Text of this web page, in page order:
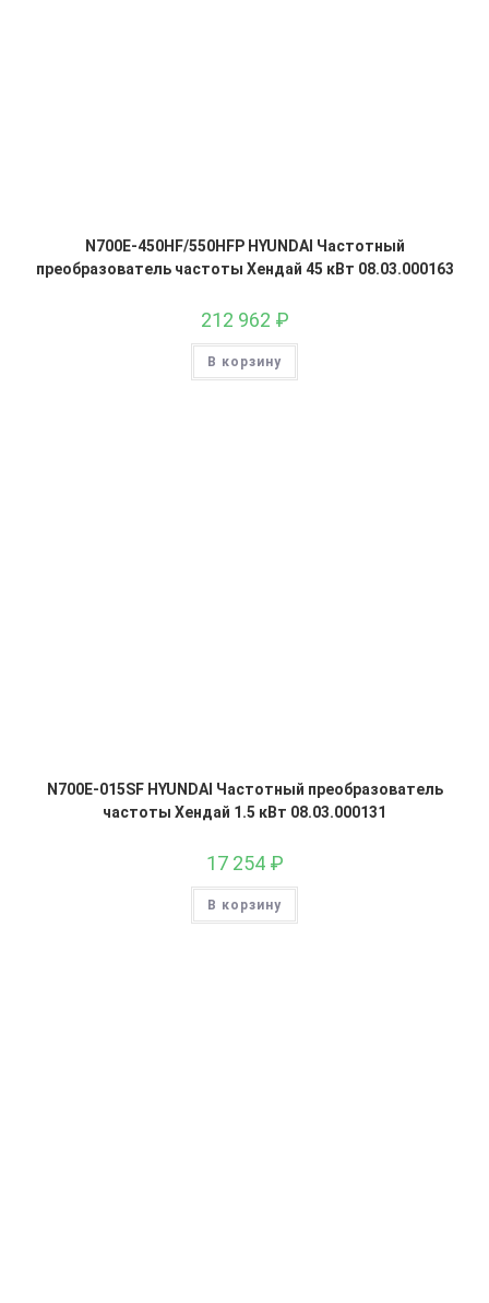
N700E-450HF/550HFP HYUNDAI Частотный
преобразователь частоты Хендай 45 кВт 08.03.000163
212 962 ₽
В корзину
N700E-015SF HYUNDAI Частотный преобразователь
частоты Хендай 1.5 кВт 08.03.000131
17 254 ₽
В корзину